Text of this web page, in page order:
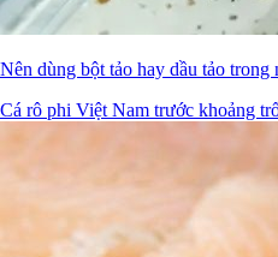
Nên dùng bột tảo hay dầu tảo trong
Cá rô phi Việt Nam trước khoảng